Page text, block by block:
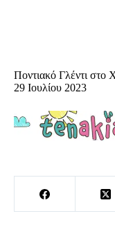
Ποντιακό Γλέντι στο
29 Ιουλίου 2023